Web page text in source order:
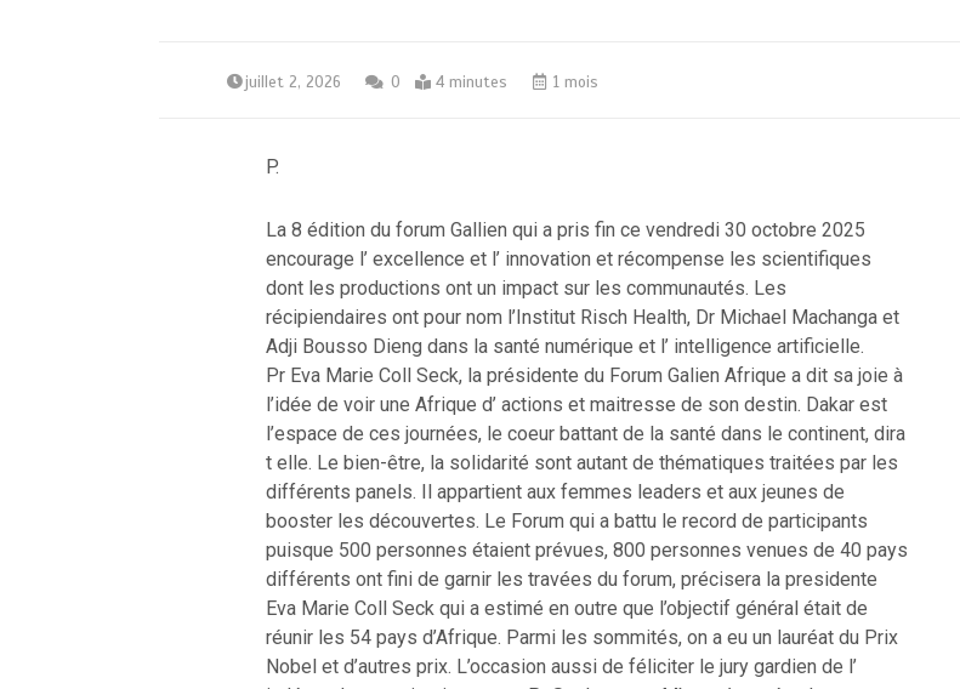
juillet 2, 2026 0 4 minutes 1 mois
P.
La 8 édition du forum Gallien qui a pris fin ce vendredi 30 octobre 2025
encourage l’ excellence et l’ innovation et récompense les scientifiques
dont les productions ont un impact sur les communautés. Les
récipiendaires ont pour nom l’Institut Risch Health, Dr Michael Machanga et
Adji Bousso Dieng dans la santé numérique et l’ intelligence artificielle.
Pr Eva Marie Coll Seck, la présidente du Forum Galien Afrique a dit sa joie à
l’idée de voir une Afrique d’ actions et maitresse de son destin. Dakar est
l’espace de ces journées, le coeur battant de la santé dans le continent, dira
t elle. Le bien-être, la solidarité sont autant de thématiques traitées par les
différents panels. Il appartient aux femmes leaders et aux jeunes de
booster les découvertes. Le Forum qui a battu le record de participants
puisque 500 personnes étaient prévues, 800 personnes venues de 40 pays
différents ont fini de garnir les travées du forum, précisera la presidente
Eva Marie Coll Seck qui a estimé en outre que l’objectif général était de
réunir les 54 pays d’Afrique. Parmi les sommités, on a eu un lauréat du Prix
Nobel et d’autres prix. L’occasion aussi de féliciter le jury gardien de l’